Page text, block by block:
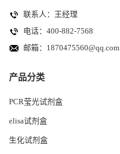
联系人：王经理
电话：400-882-7568
邮箱： 1870475560@qq.com
产品分类
PCR莹光试剂盒
elisa试剂盒
生化试剂盒